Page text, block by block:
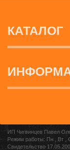
КАТАЛОГ
ИП Чигвинцев Павел
Режим работы: Пн , Вт ,
Свидетельство